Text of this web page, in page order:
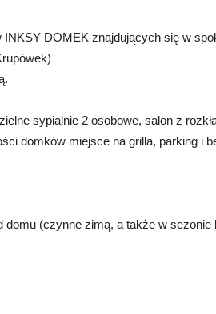
DOMEK znajdujących się w
sypialnie 2 osobowe, salon z
domków miejsce na grilla, parking i
domu (czynne zimą, a także w sezonie